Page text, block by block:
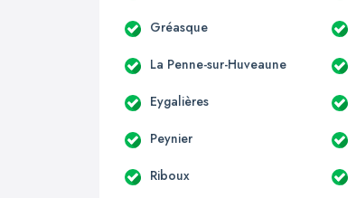
Gréasque
La Penne-sur-Huveaune
Eygalières
Peynier
Riboux